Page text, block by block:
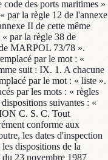
des ports maritimes »
par la règle 12 de l'annexe
II de cette même
par la règle 38 de
MARPOL 73/78 ».
par le mot : «
suit : IX. 1. A chacune
par le mot : « liste ».
par les mots : « règles
suivantes : «
C. S. C. Tout
conforme aux
les dates d'inspection
dispositions de la
23 novembre 1987